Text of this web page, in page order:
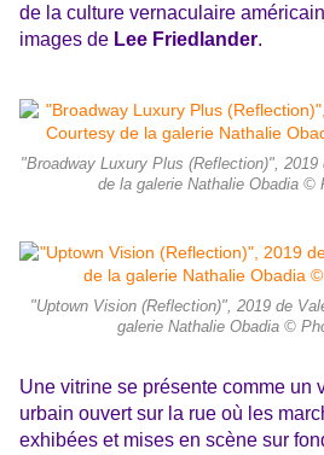
de la culture vernaculaire
images de Lee Friedlander.
"Broadway Luxury Plus (Reflection)",
de la galerie Nathalie Obadia ©
"Uptown Vision (Reflection)", 2019 de
galerie Nathalie Obadia ©
Une vitrine se présente comme un
urbain ouvert sur la rue où les
exhibées et mises en scène sur